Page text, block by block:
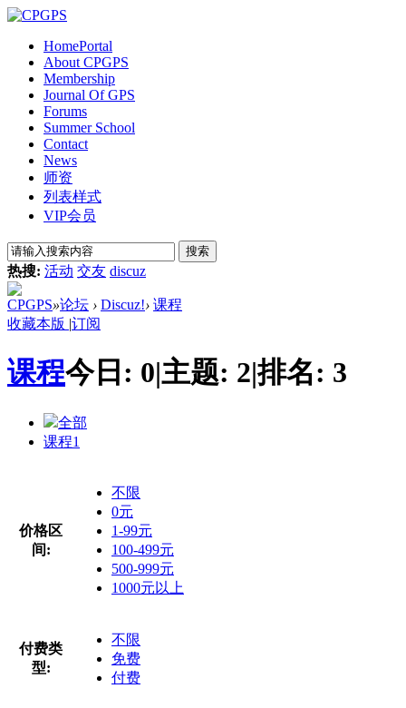
HomePortal
About CPGPS
Membership
Journal Of GPS
Forums
Summer School
Contact
News
师资
列表样式
VIP会员
搜索
热搜: 活动 交友 discuz
CPGPS»论坛 › Discuz!› 课程
收藏本版 |订阅
课程今日: 0|主题: 2|排名: 3
全部
课程1
价格区
间:
不限
0元
1-99元
100-499元
500-999元
1000元以上
付费类
型:
不限
免费
付费